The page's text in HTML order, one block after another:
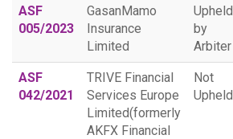
ASF
005/2023
GasanMamo
Insurance
Limited
Upheld
by
Arbiter
ASF
042/2021
TRIVE Financial
Services Europe
Limited(formerly
AKFX Financial
Not
Upheld